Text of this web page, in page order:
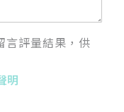
言評量結果，供
明